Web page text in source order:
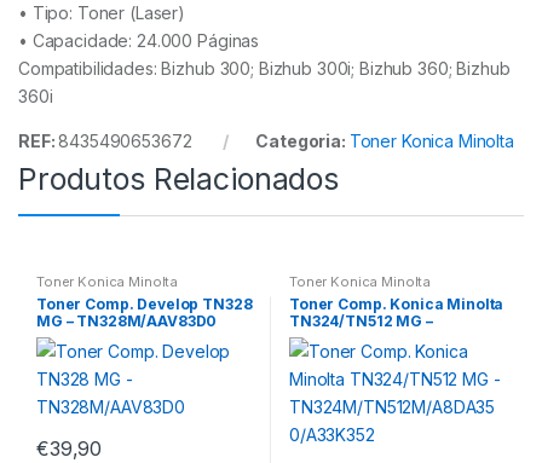
• Tipo: Toner (Laser)
• Capacidade: 24.000 Páginas
Compatibilidades: Bizhub 300; Bizhub 300i; Bizhub 360; Bizhub
360i
REF:8435490653672 Categoria: Toner Konica Minolta
Produtos Relacionados
Toner Konica Minolta
Toner Comp. Develop TN328
MG – TN328M/AAV83D0
€39,90
Toner Konica Minolta
Toner Comp. Konica Minolta
TN324/TN512 MG –
TN324M/TN512M/A8DA350/
A33K352